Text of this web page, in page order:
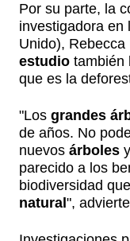
Por su parte, la
investigadora en
Unido), Rebecca
estudio también
que es la
"Los grandes
de años. No
nuevos árboles
parecido a los
biodiversidad
natural ",